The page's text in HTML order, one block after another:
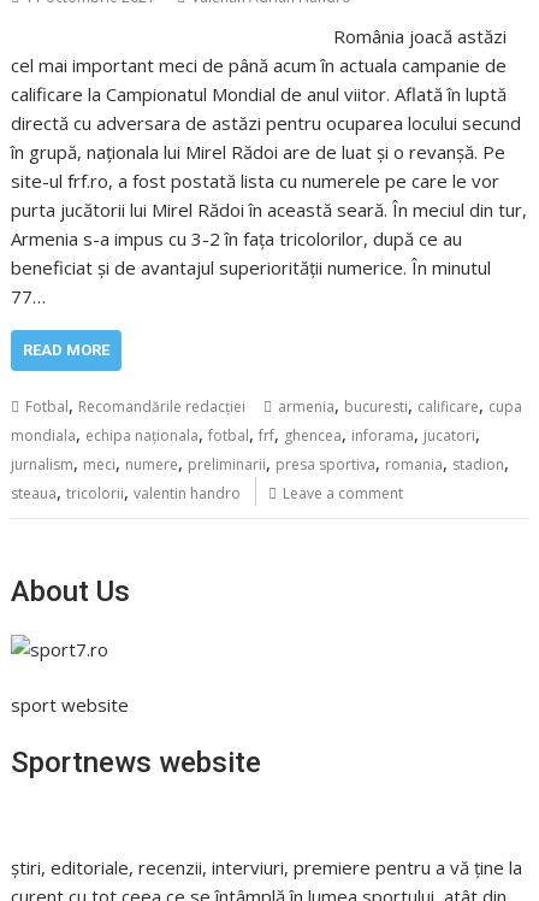
România joacă astăzi
cel mai important meci de până acum în actuala campanie de
calificare la Campionatul Mondial de anul viitor. Aflată în luptă
directă cu adversara de astăzi pentru ocuparea locului secund
în grupă, naţionala lui Mirel Rădoi are de luat şi o revanşă. Pe
site-ul frf.ro, a fost postată lista cu numerele pe care le vor
purta jucătorii lui Mirel Rădoi în această seară. În meciul din tur,
Armenia s-a impus cu 3-2 în faţa tricolorilor, după ce au
beneficiat şi de avantajul superiorităţii numerice. În minutul
77…
READ MORE
Fotbal, Recomandările redacției armenia, bucuresti, calificare, cupa
mondiala, echipa naționala,fotbal,frf, ghencea, inforama, jucatori,
jurnalism, meci, numere, preliminarii, presa sportiva, romania, stadion,
steaua,tricolorii,valentin handro Leave a comment
About Us
sport website
Sportnews website
știri, editoriale, recenzii, interviuri, premiere pentru a vă ține la
curent cu tot ceea ce se întâmplă în lumea sportului, atât din